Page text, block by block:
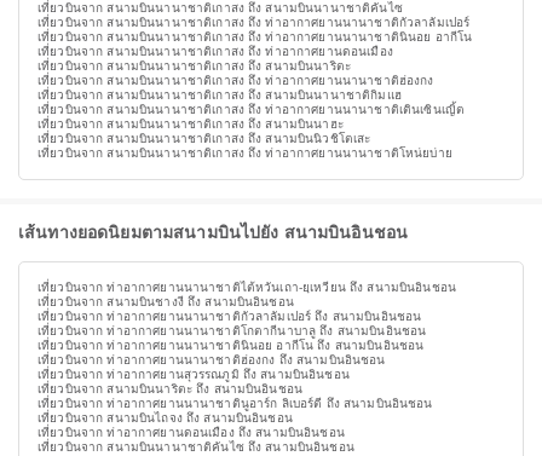
เที่ยวบินจาก สนามบินนานาชาติเกาสง ถึง สนามบินนานาชาติคันไซ
เที่ยวบินจาก สนามบินนานาชาติเกาสง ถึง ท่าอากาศยานนานาชาติกัวลาลัมเปอร์
เที่ยวบินจาก สนามบินนานาชาติเกาสง ถึง ท่าอากาศยานนานาชาตินินอย อากีโน
เที่ยวบินจาก สนามบินนานาชาติเกาสง ถึง ท่าอากาศยานดอนเมือง
เที่ยวบินจาก สนามบินนานาชาติเกาสง ถึง สนามบินนาริตะ
เที่ยวบินจาก สนามบินนานาชาติเกาสง ถึง ท่าอากาศยานนานาชาติฮ่องกง
เที่ยวบินจาก สนามบินนานาชาติเกาสง ถึง สนามบินนานาชาติกิมแฮ
เที่ยวบินจาก สนามบินนานาชาติเกาสง ถึง ท่าอากาศยานนานาชาติเตินเซินเญิ้ต
เที่ยวบินจาก สนามบินนานาชาติเกาสง ถึง สนามบินนาฮะ
เที่ยวบินจาก สนามบินนานาชาติเกาสง ถึง สนามบินนิวชิโตเสะ
เที่ยวบินจาก สนามบินนานาชาติเกาสง ถึง ท่าอากาศยานนานาชาติโหน่ยบ่าย
เส้นทางยอดนิยมตามสนามบินไปยัง สนามบินอินชอน
เที่ยวบินจาก ท่าอากาศยานนานาชาติไต้หวันเถา-ยฺเหวียน ถึง สนามบินอินชอน
เที่ยวบินจาก สนามบินชางงี ถึง สนามบินอินชอน
เที่ยวบินจาก ท่าอากาศยานนานาชาติกัวลาลัมเปอร์ ถึง สนามบินอินชอน
เที่ยวบินจาก ท่าอากาศยานนานาชาติโกตากีนาบาลู ถึง สนามบินอินชอน
เที่ยวบินจาก ท่าอากาศยานนานาชาตินินอย อากีโน ถึง สนามบินอินชอน
เที่ยวบินจาก ท่าอากาศยานนานาชาติฮ่องกง ถึง สนามบินอินชอน
เที่ยวบินจาก ท่าอากาศยานสุวรรณภูมิ ถึง สนามบินอินชอน
เที่ยวบินจาก สนามบินนาริตะ ถึง สนามบินอินชอน
เที่ยวบินจาก ท่าอากาศยานนานาชาตินูอาร์ก ลิเบอร์ตี ถึง สนามบินอินชอน
เที่ยวบินจาก สนามบินไถจง ถึง สนามบินอินชอน
เที่ยวบินจาก ท่าอากาศยานดอนเมือง ถึง สนามบินอินชอน
เที่ยวบินจาก สนามบินนานาชาติคันไซ ถึง สนามบินอินชอน